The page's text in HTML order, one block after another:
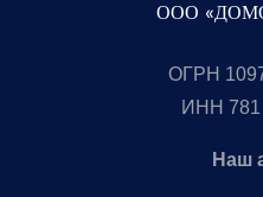
ООО
ОГРН
ИНН 781
Наш